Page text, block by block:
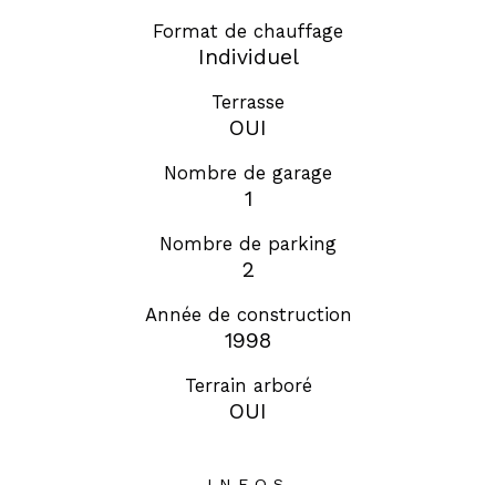
Format de chauffage
Individuel
Terrasse
OUI
Nombre de garage
1
Nombre de parking
2
Année de construction
1998
Terrain arboré
OUI